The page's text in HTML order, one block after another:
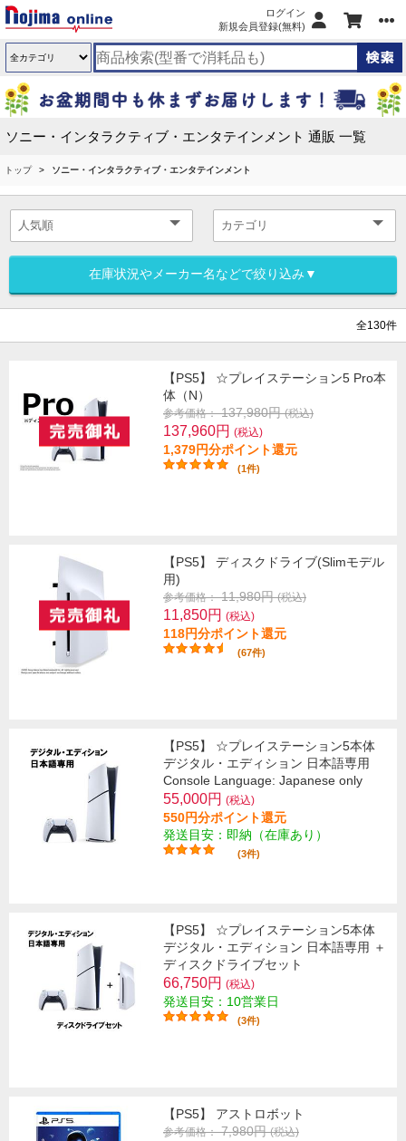
ログイン
新規会員登録(無料)
ソニー・インタラクティブ・エンタテインメント 通販 一覧
トップ ソニー・インタラクティブ・エンタテインメント
在庫状況やメーカー名などで絞り込み▼
全130件
【PS5】 ☆プレイステーション5 Pro本
体（N）
参考価格： 137,980円(税込)
137,960円 (税込)
1,379円分ポイント還元
(1件)
【PS5】 ディスクドライブ(Slimモデル
用)
参考価格： 11,980円(税込)
11,850円 (税込)
118円分ポイント還元
(67件)
【PS5】 ☆プレイステーション5本体
デジタル・エディション 日本語専用
Console Language: Japanese only
55,000円 (税込)
550円分ポイント還元
発送目安：即納（在庫あり）
(3件)
【PS5】 ☆プレイステーション5本体
デジタル・エディション 日本語専用 ＋
ディスクドライブセット
66,750円 (税込)
発送目安：10営業日
(3件)
【PS5】 アストロボット
参考価格： 7,980円(税込)